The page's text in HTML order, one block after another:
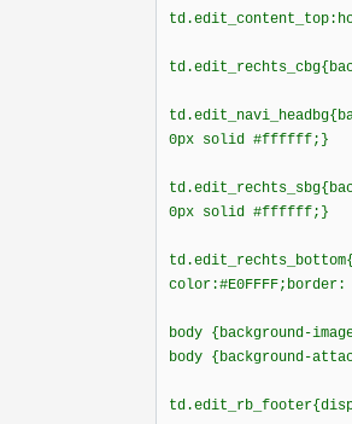
0px solid #ffffff;}
0px solid #ffffff;}
body {background-
body {background-